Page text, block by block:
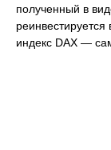
полученный в
индекс DAX —